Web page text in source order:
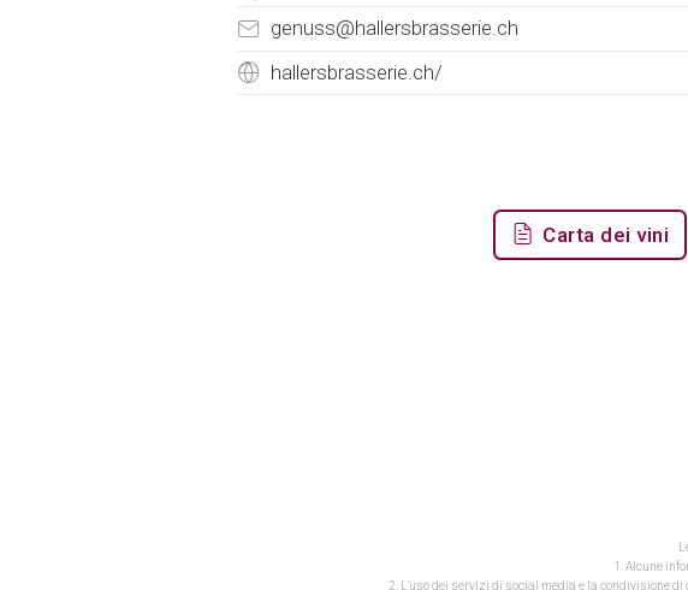
genuss@hallersbrasserie.ch
hallersbrasserie.ch/
Carta dei vini
1. Alcune
2. L'uso dei servizi di social media e la condivisione